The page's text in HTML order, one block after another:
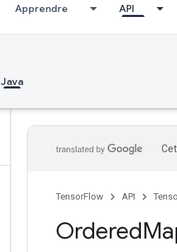
Apprendre API
Java
TensorFlow API
Ordered